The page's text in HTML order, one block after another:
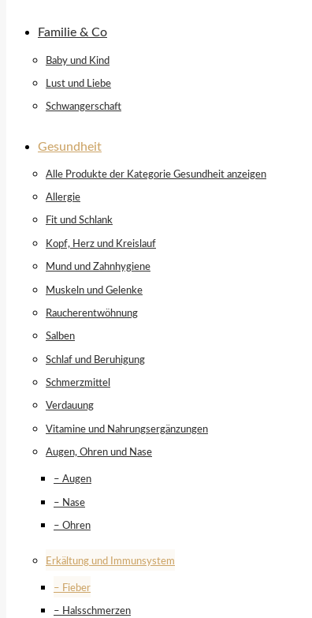
Familie & Co
Baby und Kind
Lust und Liebe
Schwangerschaft
Gesundheit
Alle Produkte der Kategorie Gesundheit anzeigen
Allergie
Fit und Schlank
Kopf, Herz und Kreislauf
Mund und Zahnhygiene
Muskeln und Gelenke
Raucherentwöhnung
Salben
Schlaf und Beruhigung
Schmerzmittel
Verdauung
Vitamine und Nahrungsergänzungen
Augen, Ohren und Nase
– Augen
– Nase
– Ohren
Erkältung und Immunsystem
– Fieber
– Halsschmerzen